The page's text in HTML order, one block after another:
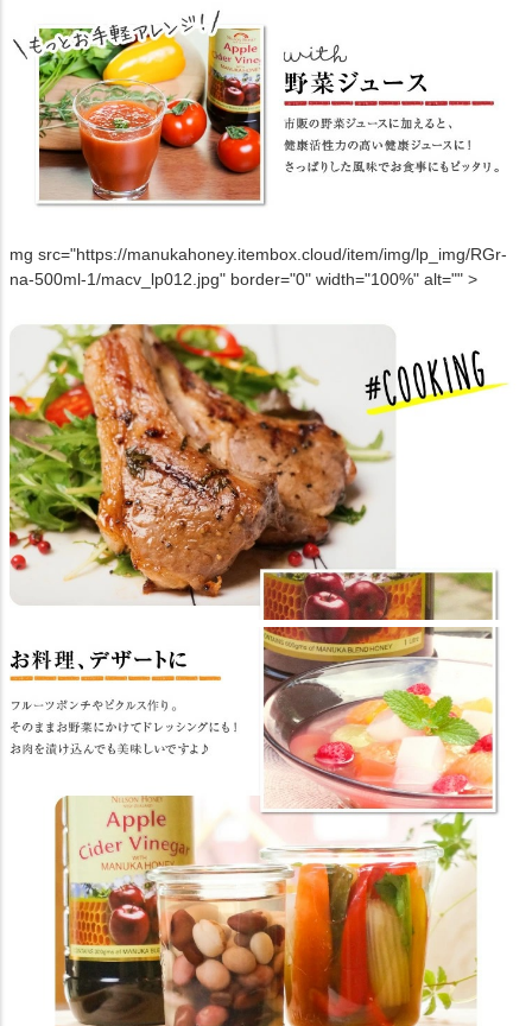
mg src="https://manukahoney.itembox.cloud/item/img/lp_img/RGr-
na-500ml-1/macv_lp012.jpg" border="0" width="100%" alt="" >